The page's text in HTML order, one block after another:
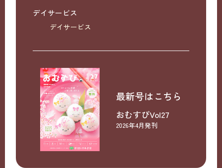
デイサービス
デイサービス
最新号はこちら
おむすびVol27
2026年4月発刊